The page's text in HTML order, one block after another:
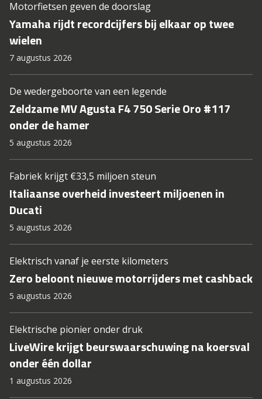
Motorfietsen geven de doorslag
Yamaha rijdt recordcijfers bij elkaar op twee
wielen
7 augustus 2026
De wedergeboorte van een legende
Zeldzame MV Agusta F4 750 Serie Oro #117
onder de hamer
5 augustus 2026
Fabriek krijgt €33,5 miljoen steun
Italiaanse overheid investeert miljoenen in
Ducati
5 augustus 2026
Elektrisch vanaf je eerste kilometers
Zero beloont nieuwe motorrijders met cashback
5 augustus 2026
Elektrische pionier onder druk
LiveWire krijgt beurswaarschuwing na koersval
onder één dollar
1 augustus 2026